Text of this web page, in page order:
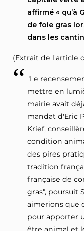
affirmé « qu’à
de foie gras
dans les
(Extrait de l'article
"Le
mettre en
mairie avait
mandat d'Eric
Krief,
condition
des pires
tradition
française de
gras", poursuit
aimerions que
pour apporter